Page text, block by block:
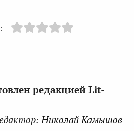
редакцией Lit-
Николай Камышов